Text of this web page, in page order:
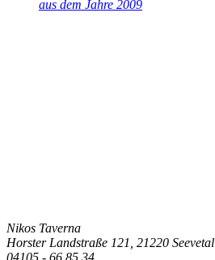
Nikos Taverna
Horster Landstraße 121, 21220 Seevetal
04105 - 66 85 34